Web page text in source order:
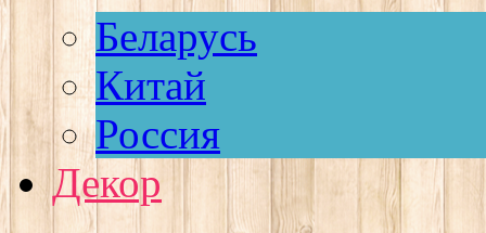
Беларусь
Китай
Россия
Декор